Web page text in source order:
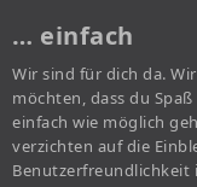
… einfach
Wir sind für dich da.
möchten, dass du
einfach wie möglich
verzichten auf die
Benutzerfreundlichkeit